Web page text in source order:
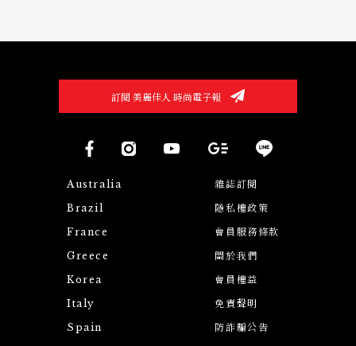
Australia
Brazil
France
Greece
Korea
Italy
Spain
訂閱 美麗佳人 時尚電子報
雜誌訂閱
隱私權政策
會員服務條款
關於我們
會員權益
免責聲明
防詐騙公告